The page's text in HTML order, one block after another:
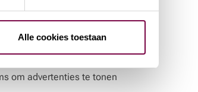
Alle cookies toestaan
in uw gedrag als gebruiker.
om advertenties te tonen